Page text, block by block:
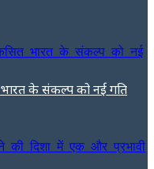
के संकल्प को नई गति